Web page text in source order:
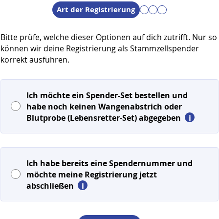
Schritt 1 / 4
Art der Registrierung
Bitte prüfe, welche dieser Optionen auf dich zutrifft. Nur so
können wir deine Registrierung als Stammzellspender
korrekt ausführen.
Ich möchte ein Spender-Set bestellen und
habe noch keinen Wangenabstrich oder
Blutprobe (Lebensretter-Set)abgegeben i
Ich habe bereits eine Spendernummer und
möchte meine Registrierung jetzt
abschließen
i